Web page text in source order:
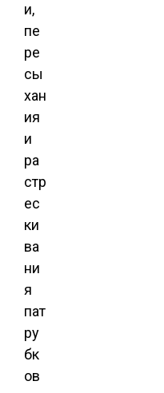
и,
пе
ре
сы
хан
ия
и
ра
стр
ес
ки
ва
ни
я
пат
ру
бк
ов